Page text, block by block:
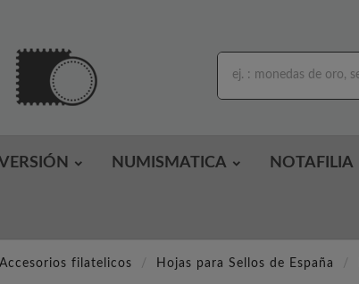
NUMISMATICA NOTAFILIA
Accesorios filatelicos Hojas para Sellos de España